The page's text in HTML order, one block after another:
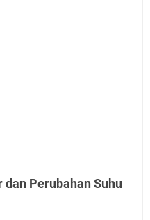
Perubahan Suhu